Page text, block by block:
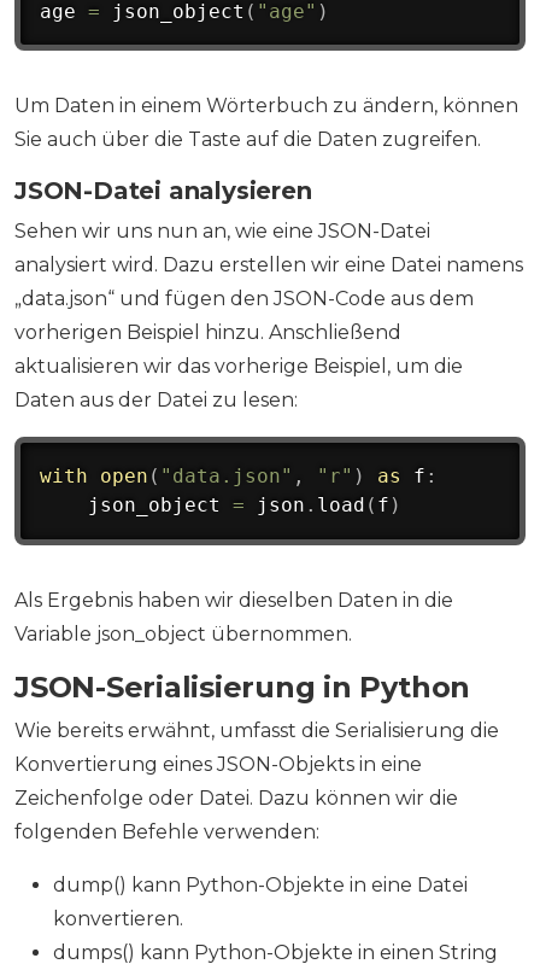
age = json_object ( "age" )
Um Daten in einem Wörterbuch zu ändern, können
Sie auch über die Taste auf die Daten zugreifen.
JSON-Datei analysieren
Sehen wir uns nun an, wie eine JSON-Datei
analysiert wird. Dazu erstellen wir eine Datei namens
„data.json“ und fügen den JSON-Code aus dem
vorherigen Beispiel hinzu. Anschließend
aktualisieren wir das vorherige Beispiel, um die
Daten aus der Datei zu lesen:
with open ( "data.json" , "r" ) as f :
    json_object
= json . load ( f )
Als Ergebnis haben wir dieselben Daten in die
Variable json_object übernommen.
JSON-Serialisierung in Python
Wie bereits erwähnt, umfasst die Serialisierung die
Konvertierung eines JSON-Objekts in eine
Zeichenfolge oder Datei. Dazu können wir die
folgenden Befehle verwenden:
dump() kann Python-Objekte in eine Datei
konvertieren.
dumps() kann Python-Objekte in einen String